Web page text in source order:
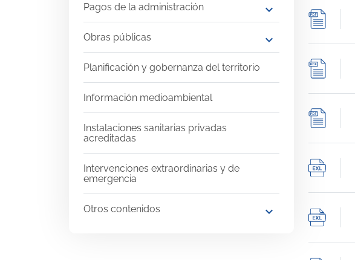
Pagos de la administración expand_more
Obras públicas expand_more
Planificación y gobernanza del territorio
Información medioambiental
Instalaciones sanitarias privadas
acreditadas
Intervenciones extraordinarias y de
emergencia
Otros contenidos expand_more